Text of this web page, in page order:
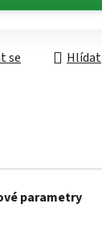
se Hlídat
parametry